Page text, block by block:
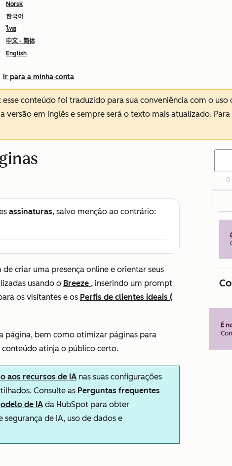
Norsk
한국어
ไทย
中文 - 简体
English
Ir para a minha conta
: esse conteúdo foi traduzido para sua conveniência com o
versão em inglês e sempre será o texto mais atualizado.
assinaturas, salvo menção ao contrário:
de criar uma presença online e orientar seus
usando o Breeze , inserindo um prompt
os visitantes e os Perfis de clientes ideais (
página, bem como otimizar páginas para
conteúdo atinja o público certo.
aos recursos de IA nas suas configurações
Consulte as Perguntas frequentes
de IA da HubSpot para obter
de IA, uso de dados e